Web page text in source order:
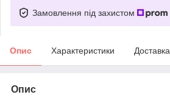
Замовлення під захистом
Опис Характеристики Доставка
Опис